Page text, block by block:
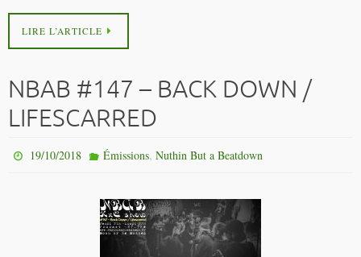
LIRE L’ARTICLE
NBAB #147 – BACK DOWN /
LIFESCARRED
19/10/2018 Émissions, Nuthin But a Beatdown